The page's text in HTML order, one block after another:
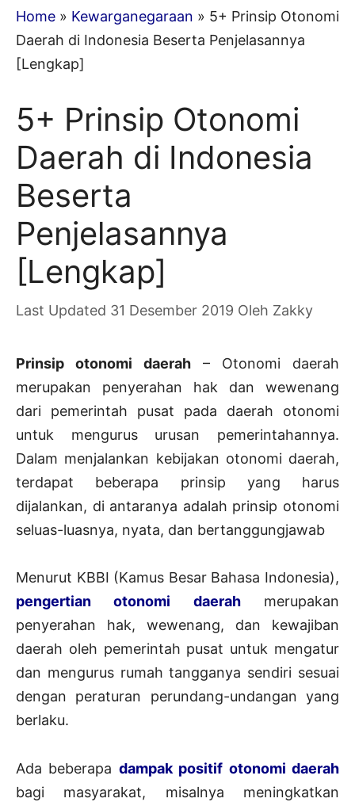
Home » Kewarganegaraan » 5+ Prinsip Otonomi
Daerah di Indonesia Beserta Penjelasannya
[Lengkap]
5+ Prinsip Otonomi
Daerah di Indonesia
Beserta
Penjelasannya
[Lengkap]
31 Desember 2019 Oleh Zakky
Prinsip otonomi daerah – Otonomi daerah
merupakan penyerahan hak dan wewenang
dari pemerintah pusat pada daerah otonomi
untuk mengurus urusan pemerintahannya.
Dalam menjalankan kebijakan otonomi daerah,
terdapat beberapa prinsip yang harus
dijalankan, di antaranya adalah prinsip otonomi
seluas-luasnya, nyata, dan bertanggungjawab
Menurut KBBI (Kamus Besar Bahasa Indonesia),
pengertian otonomi daerahmerupakan
penyerahan hak, wewenang, dan kewajiban
daerah oleh pemerintah pusat untuk mengatur
dan mengurus rumah tangganya sendiri sesuai
dengan peraturan perundang-undangan yang
berlaku.
Ada beberapa dampak positif otonomi daerah
bagi masyarakat, misalnya meningkatkan